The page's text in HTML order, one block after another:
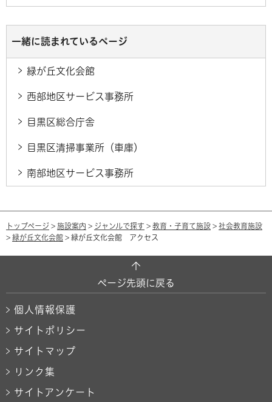
一緒に読まれているページ
緑が丘文化会館
西部地区サービス事務所
目黒区総合庁舎
目黒区清掃事業所（車庫）
南部地区サービス事務所
トップページ > 施設案内 > ジャンルで探す > 教育・子育て施設 > 社会教育施設
> 緑が丘文化会館 > 緑が丘文化会館 アクセス
ページ先頭に戻る
個人情報保護
サイトポリシー
サイトマップ
リンク集
サイトアンケート